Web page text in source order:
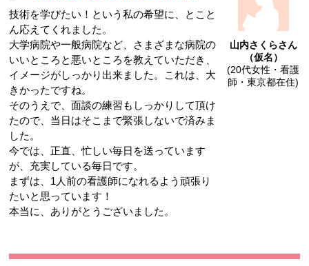
山内さくらさん
（仮名）
(20代女性・看護
師・東京都在住)
技術を学びたい！という私の希望に、とこと
ん応えてくれました。
大学病院や一般病院など、さまざまな病院の
いいところと悪いところを教えていただき、
イメージがしっかり出来ました。これは、大
きかったですね。
そのうえで、面談の練習もしっかりして頂け
たので、当日はそこまで緊張しないで済みま
した。
今では、正直、忙しい毎日を送っています
が、充実している毎日です。
まずは、1人前の看護師になれるよう頑張り
たいと思っています！
本当に、ありがとうございました。